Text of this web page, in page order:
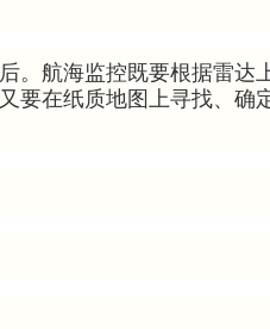
。航海监控既要根据雷达
要在纸质地图上寻找、确